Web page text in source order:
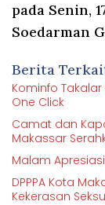
pada Senin,
Soedarman
Berita
Kominfo Takalar
One Click
Camat dan
Makassar
Malam
DPPPA Kota
Kekerasan